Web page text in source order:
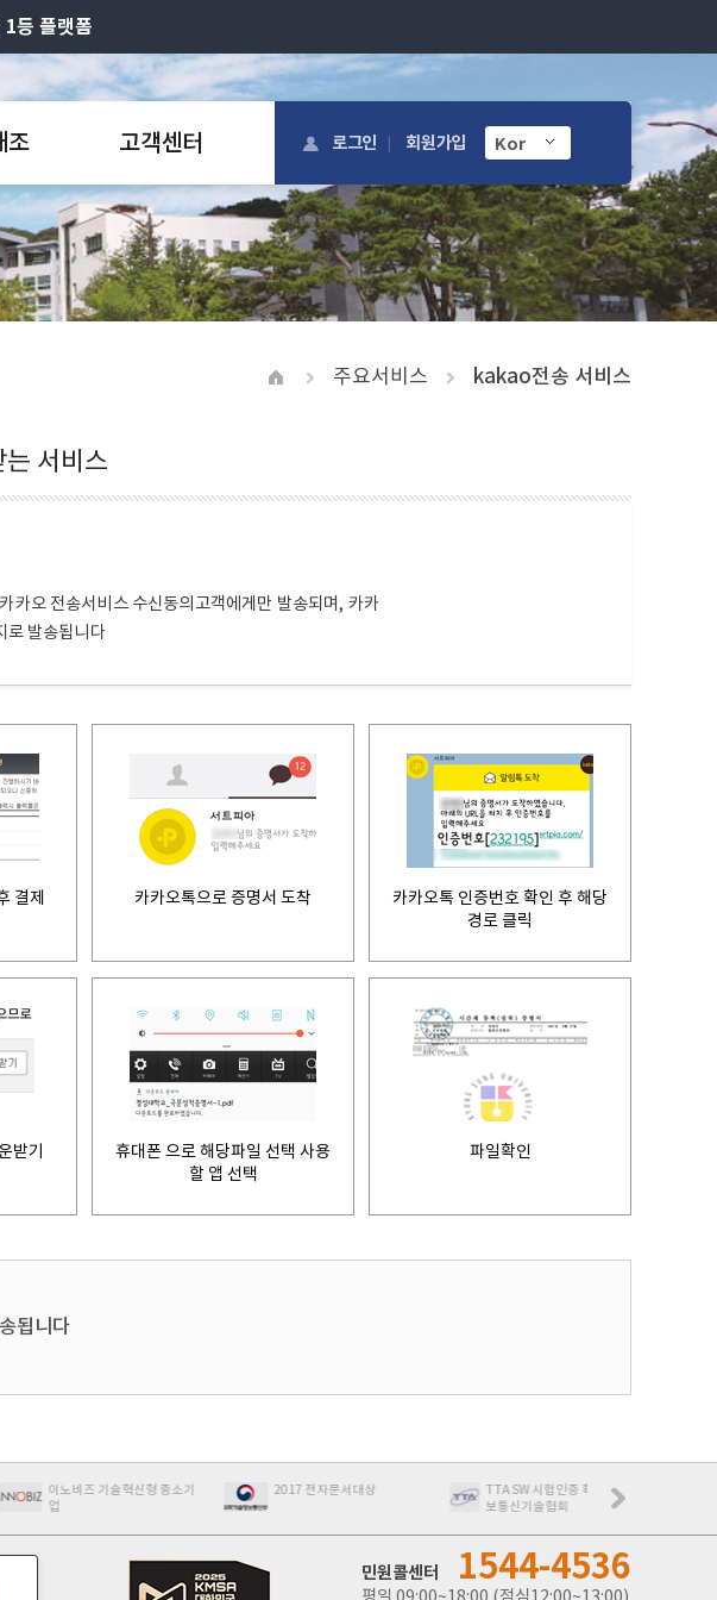
1등 플랫폼
조 고객센터 로그인 회원가입
주요서비스 kakao전송 서비스
서비스
카오 전송서비스 수신동의고객에게만 발송되며, 카카
로 발송됩니다
결제 카카오톡으로 증명서 도착
카카오톡 인증번호 확인 후 해당
경로 클릭
받기
휴대폰 으로 해당파일 선택 사용
할 앱 선택
파일확인
됩니다
비즈 기술혁신형 중소기
2017 전자문서대상
TTA SW 시헙인증 획득 한국정
보통신기술협회
민원콜센터 1544-4536